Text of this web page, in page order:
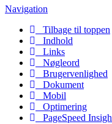
Navigation
Tilbage til toppen
Indhold
Links
Nøgleord
Brugervenlighed
Dokument
Mobil
Optimering
PageSpeed